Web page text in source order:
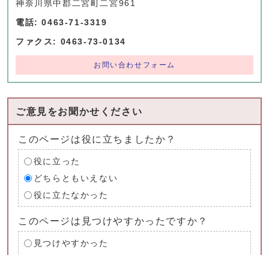
神奈川県中郡二宮町二宮961
電話: 0463-71-3319
ファクス: 0463-73-0134
お問い合わせフォーム
ご意見をお聞かせください
このページは役に立ちましたか？
役に立った
どちらともいえない
役に立たなかった
このページは見つけやすかったですか？
見つけやすかった